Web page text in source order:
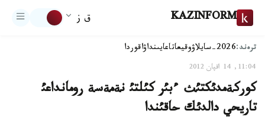
KAZINFORM ق ز
ترەند:2026-سايلاۋ وقيعاتاعايىنداۋاقوردا
11:04, 14 اقپان 2012
كوركةمدئكتئث ءبئر كئلتئ نةمةسة رومانداعئ
تاريحي دالدئك حاقئندا